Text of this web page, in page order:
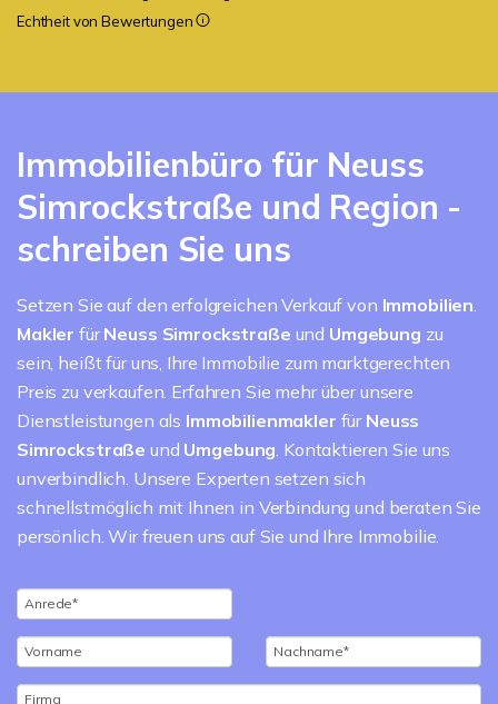
Echtheit von Bewertungen
Immobilienbüro für Neuss
Simrockstraße und Region -
schreiben Sie uns
Setzen Sie auf den erfolgreichen Verkauf von Immobilien
Makler fürNeuss Simrockstraße und Umgebung zu
sein, heißt für uns, Ihre Immobilie zum marktgerechten
Preis zu verkaufen. Erfahren Sie mehr über unsere
Dienstleistungen als Immobilienmakler für Neuss
Simrockstraße und Umgebung . Kontaktieren Sie uns
unverbindlich. Unsere Experten setzen sich
schnellstmöglich mit Ihnen in Verbindung und beraten Sie
persönlich. Wir freuen uns auf Sie und Ihre Immobilie.